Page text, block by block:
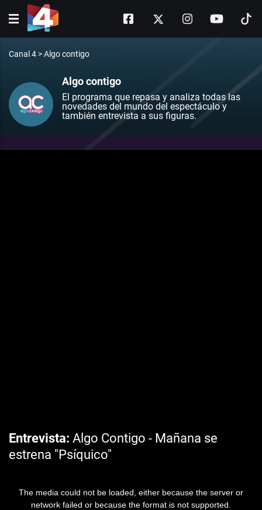
Canal 4 >Algo contigo
Algo contigo
El programa que repasa y analiza todas las
novedades del mundo del espectáculo y
también entrevista a sus figuras.
Entrevista Algo Contigo - Mañana se
estrena "Psíquico"
The media could not be loaded, either because the server or
network failed or because the format is not supported.